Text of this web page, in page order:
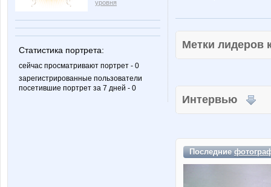
уровня
Статистика портрета:
сейчас просматривают портрет - 0
зарегистрированные пользователи
посетившие портрет за 7 дней - 0
Метки
Интервью
Последние